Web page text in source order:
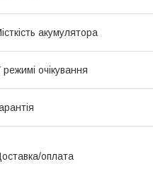
акумулятора
режимі очікування
оплата